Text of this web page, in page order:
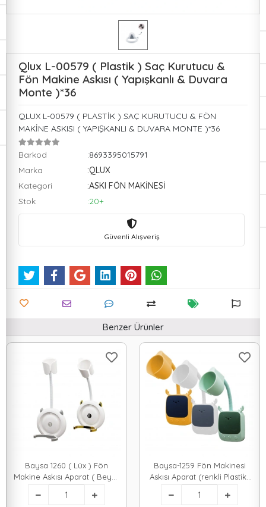
Qlux L-00579 ( Plastik ) Saç Kurutucu &
Fön Makine Askısı ( Yapışkanlı & Duvara
Monte )*36
QLUX L-00579 ( PLASTİK ) SAÇ KURUTUCU & FÖN
MAKİNE ASKISI ( YAPIŞKANLI & DUVARA MONTE )*36
Barkod
:8693395015791
Marka
:QLUX
Kategori
:ASKI FÖN MAKİNESİ
Stok
:20+
Güvenli Alışveriş
Benzer Ürünler
Baysa 1260 ( Lüx ) Fön
Makine Askısı Aparat ( Beyaz
Plastik ) ( Kedi Figürlü ) (
360° Kollu ) (yapışkanlı
Baysa-1259 Fön Makinesi
Askısı Aparat (renkli Plastik)
(geyik Figürlü) ( 360° Kollu )
(yapışkanlı Montaj)*200